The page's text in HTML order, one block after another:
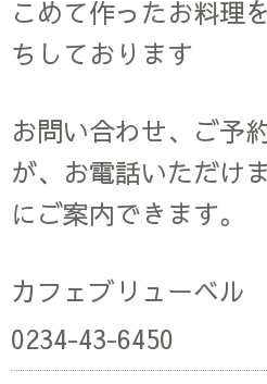
こめて作ったお料理
ちしております
お問い合わせ、ご予
が、お電話いただけ
にご案内できます。
カフェブリューベル
0234-43-6450